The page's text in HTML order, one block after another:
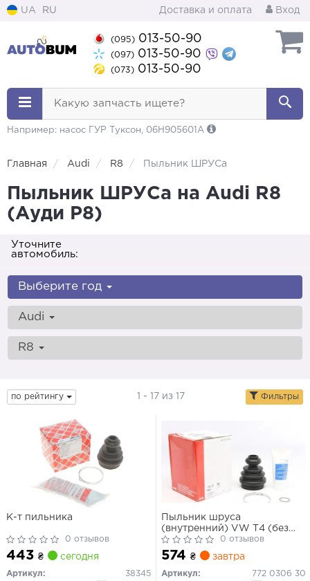
UA RU Доставка и оплата Вход
(095) 013-50-90
(097) 013-50-90
(073) 013-50-90
Какую запчасть ищете?
Например: насос ГУР Туксон, 06H905601A
Главная Audi R8 Пыльник ШРУСа
Пыльник ШРУСа на Audi R8
(Ауди Р8)
Уточните
автомобиль:
Выберите год
Audi
R8
по рейтингу 1 - 17 из 17 Фильтры
К-т пильника
0 отзывов
443 ₴ сегодня
Артикул:
38345
Пыльник шруса
(внутренний) VW T4 (без
металла) (24x57x100mm)
0 отзывов
574 ₴ завтра
Артикул:
772 0306 30